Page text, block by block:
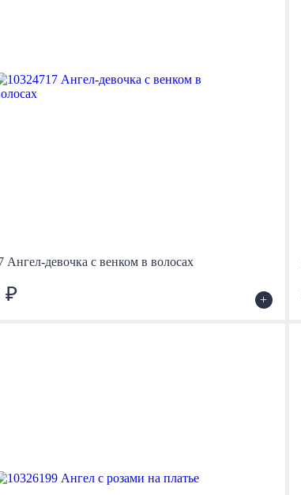
Ангел-девочка с венком в волосах
₽ +